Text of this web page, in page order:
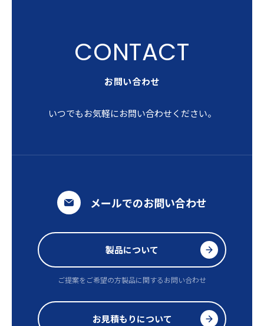
お問い合わせ
いつでもお気軽にお問い合わせください。
メールでのお問い合わせ
製品について
ご提案をご希望の方製品に関するお問い合わせ
お見積もりについて